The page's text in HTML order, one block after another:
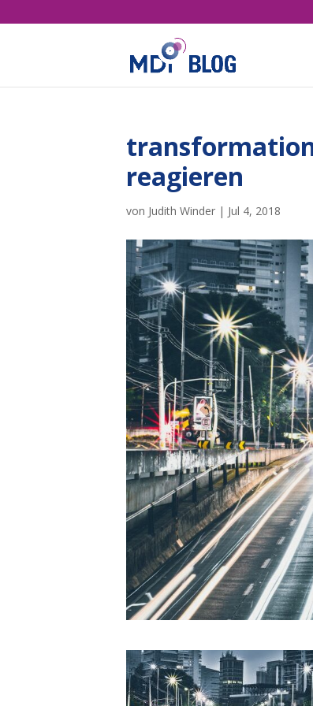
reagieren
von Judith Winder | Jul 4, 2018